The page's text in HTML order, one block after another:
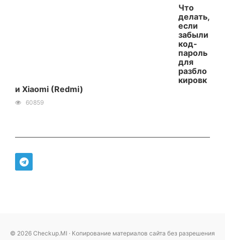
Что
делать,
если
забыли
код-
пароль
для
разбло
кировк
и Xiaomi (Redmi)
60859
© 2026 Checkup.MI · Копирование материалов сайта без разрешения